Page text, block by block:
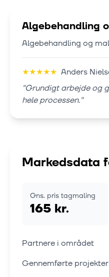
Algebehandling
Algebehandling og
★★★★★ Anders
"Grundigt arbejde og
hele processen."
Markedsdata
Gns. pris tagmaling
165 kr.
Partnere i området
Gennemførte projekter